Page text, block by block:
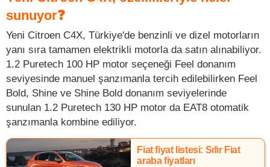
sunuyor❓
Yeni Citroen C4X, Türkiye'de benzinli ve dizel motorların
yanı sıra tamamen elektrikli motorla da satın alınabiliyor.
1.2 Puretech 100 HP motor seçeneği Feel donanım
seviyesinde manuel şanzımanla tercih edilebilirken Feel
Bold, Shine ve Shine Bold donanım seviyelerinde
sunulan 1.2 Puretech 130 HP motor da EAT8 otomatik
şanzımanla kombine ediliyor.
Fiat fiyat listesi: Sıfır Fiat
araba fiyatları